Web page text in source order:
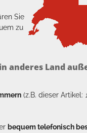
Sie
zu
anderes Land
(z.B. dieser Artikel:
bequem telefonisch